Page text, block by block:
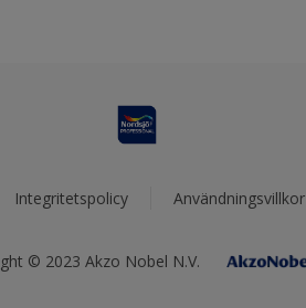
Integritetspolicy Användningsvillkor
© 2023 Akzo Nobel N.V.